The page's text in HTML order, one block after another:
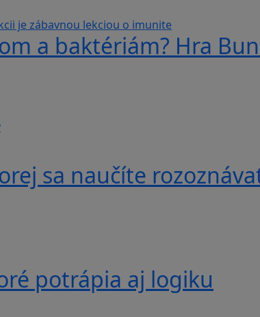
a baktériám? Hra
sa naučíte
potrápia aj logiku